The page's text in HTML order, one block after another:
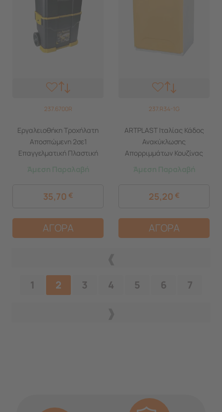
237.6700R
Εργαλειοθήκη Τροχήλατη
Αποσπώμενη 2σε1
Επαγγελματική Πλαστική
46x27x67cm (29'') 2όρ. με 2
Artplast Ιταλίας
Άμεση Παραλαβή
35,70 €
ΑΓΟΡΑ
237.R34-1G
ARTPLAST Ιταλίας Κάδος
Ανακύκλωσης
Απορριμμάτων Κουζίνας
34x29x47cm 46+20lt
Άμεση Παραλαβή
25,20 €
ΑΓΟΡΑ
1 2 3 4 5 6 7